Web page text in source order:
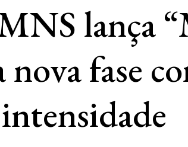
lança
nova fase